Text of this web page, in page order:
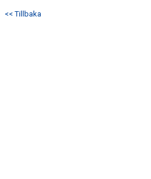
<< Tillbaka